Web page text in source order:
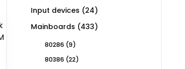
Input devices 2424
products
Mainboards 433433
80286 99
80386 2222